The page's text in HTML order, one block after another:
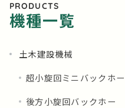
PRODUCTS
機種一覧
土木建設機械
超小旋回ミニバックホー
後方小旋回バックホー